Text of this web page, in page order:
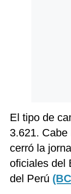
El tipo de
3.621.
cerró la
oficiales del
del Perú